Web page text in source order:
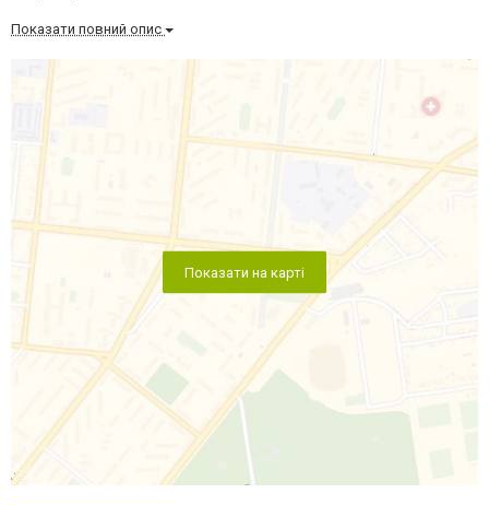
Показати повний опис
Показати на карті